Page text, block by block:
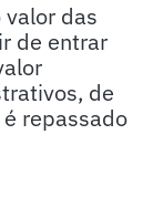
das
de entrar
de
repassado